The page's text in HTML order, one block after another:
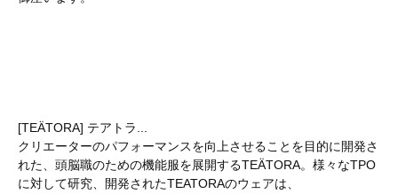
[TEÄTORA] テアトラ...
クリエーターのパフォーマンスを向上させることを目的に開発さ
れた、頭脳職のための機能服を展開するTEÄTORA。様々なTPO
に対して研究、開発されたTEATORAのウェアは、